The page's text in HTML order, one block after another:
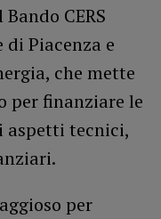
CERS
Piacenza e
che mette
per finanziare le
aspetti tecnici,
per